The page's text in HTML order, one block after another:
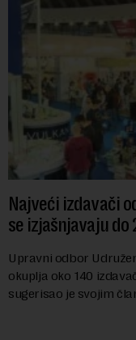
Najveći izdavači
se izjašnjavaju do
Upravni odbor
okuplja oko 140
sugerisao je svojim